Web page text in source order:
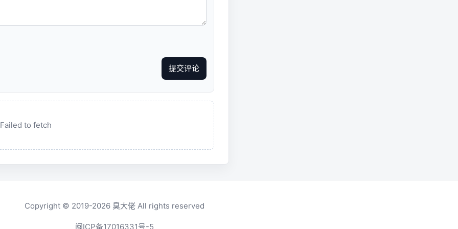
提交评论
Failed to fetch
Copyright © 2019-2026 臭大佬 All rights reserved
闽ICP备17016331号-5